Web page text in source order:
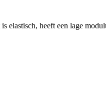
elastisch, heeft een lage